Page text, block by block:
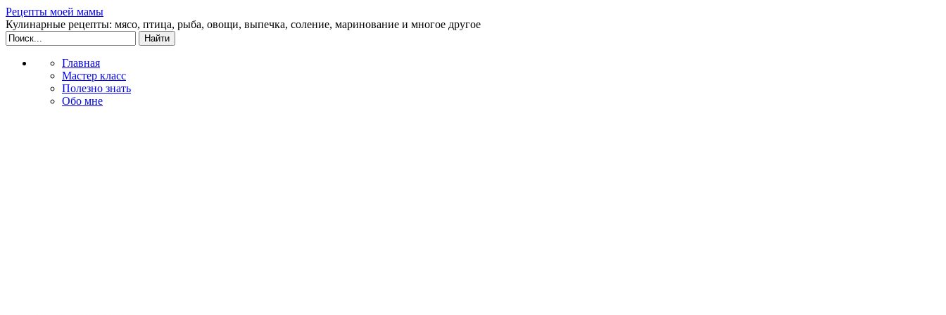
Рецепты моей мамы
Кулинарные рецепты: мясо, птица, рыба, овощи, выпечка, соление, маринование и многое другое
Главная
Мастер класс
Полезно знать
Обо мне